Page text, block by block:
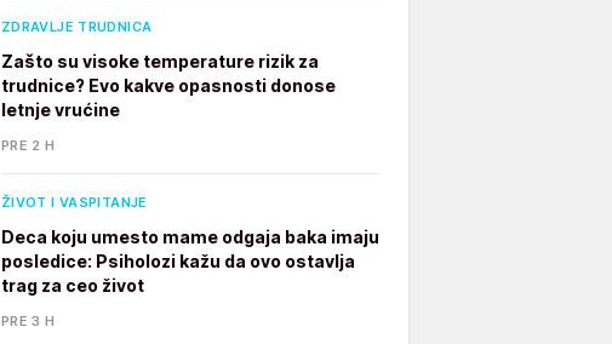
ZDRAVLJE TRUDNICA
Zašto su visoke temperature rizik za
trudnice? Evo kakve opasnosti donose
letnje vrućine
PRE 2 H
ŽIVOT I VASPITANJE
Deca koju umesto mame odgaja baka imaju
posledice: Psiholozi kažu da ovo ostavlja
trag za ceo život
PRE 3 H